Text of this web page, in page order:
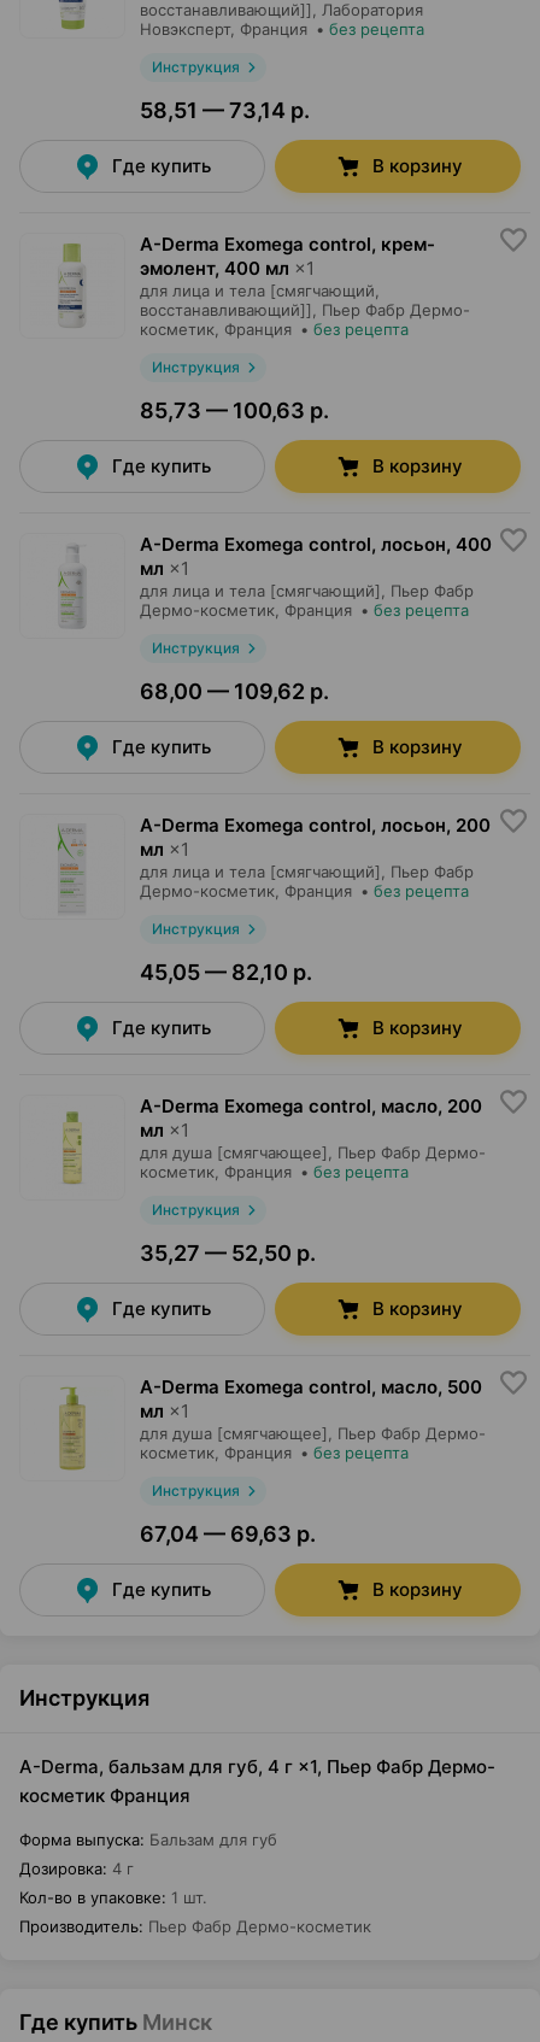
восстанавливающий]],
Лаборатория
Новэксперт, Франция • без рецепта
Инструкция
58,51 — 73,14 р.
Где купить В корзину
A-Derma Exomega control, крем-
эмолент, 400 мл ×1
для лица и тела [смягчающий,
восстанавливающий]],
Пьер Фабр Дермо-
косметик , Франция • без рецепта
Инструкция
85,73 — 100,63 р.
Где купить В корзину
A-Derma Exomega control, лосьон, 400
мл ×1
для лица и тела [смягчающий],
Пьер Фабр
Дермо-косметик , Франция • без рецепта
Инструкция
68,00 — 109,62 р.
Где купить В корзину
A-Derma Exomega control, лосьон, 200
мл ×1
для лица и тела [смягчающий],
Пьер Фабр
Дермо-косметик , Франция • без рецепта
Инструкция
45,05 — 82,10 р.
Где купить В корзину
A-Derma Exomega control, масло, 200
мл ×1
для душа [смягчающее],
Пьер Фабр Дермо-
косметик , Франция • без рецепта
Инструкция
35,27 — 52,50 р.
Где купить В корзину
A-Derma Exomega control, масло, 500
мл ×1
для душа [смягчающее],
Пьер Фабр Дермо-
косметик , Франция • без рецепта
Инструкция
67,04 — 69,63 р.
Где купить В корзину
Инструкция
A-Derma, бальзам для губ, 4 г ×1, Пьер Фабр Дермо-
косметик Франция
Форма выпуска: Бальзам для губ
Дозировка: 4 г
Кол-во в упаковке: 1 шт.
Производитель: Пьер Фабр Дермо-косметик
Где купить Минск